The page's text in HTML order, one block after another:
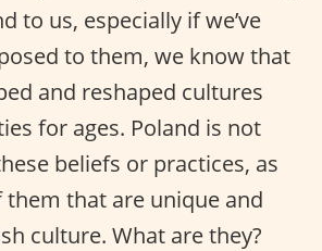
to us, especially if we’ve
to them, we know that
and reshaped cultures
for ages. Poland is not
beliefs or practices, as
them that are unique and
culture. What are they?